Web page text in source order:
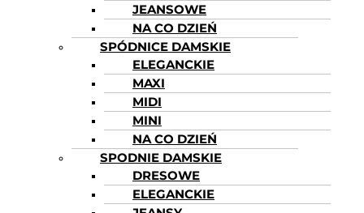
JEANSOWE
NA CO DZIEŃ
SPÓDNICE DAMSKIE
ELEGANCKIE
MAXI
MIDI
MINI
NA CO DZIEŃ
SPODNIE DAMSKIE
DRESOWE
ELEGANCKIE